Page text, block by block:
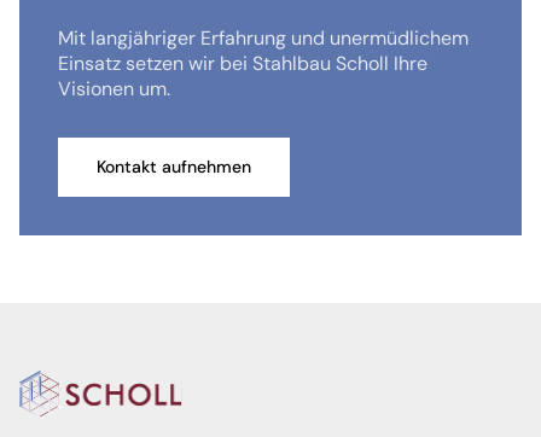
Mit langjähriger Erfahrung und unermüdlichem
Einsatz setzen wir bei Stahlbau Scholl Ihre
Visionen um.
Kontakt aufnehmen